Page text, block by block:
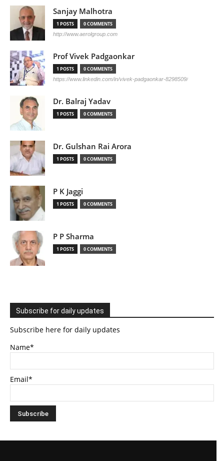
Sanjay Malhotra
1 POSTS 0 COMMENTS
http://www.aerolgroup.com
Prof Vivek Padgaonkar
1 POSTS 0 COMMENTS
https://www.linkedin.com/in/vivek-padgaonkar-8298509/
Dr. Balraj Yadav
1 POSTS 0 COMMENTS
Dr. Gulshan Rai Arora
1 POSTS 0 COMMENTS
P K Jaggi
1 POSTS 0 COMMENTS
P P Sharma
1 POSTS 0 COMMENTS
Subscribe for daily updates
Subscribe here for daily updates
Name*
Email*